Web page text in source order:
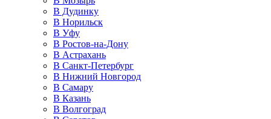
В Дудинку
В Норильск
В Уфу
В Ростов-на-Дону
В Астрахань
В Санкт-Петербург
В Нижний Новгород
В Самару
В Казань
В Волгоград